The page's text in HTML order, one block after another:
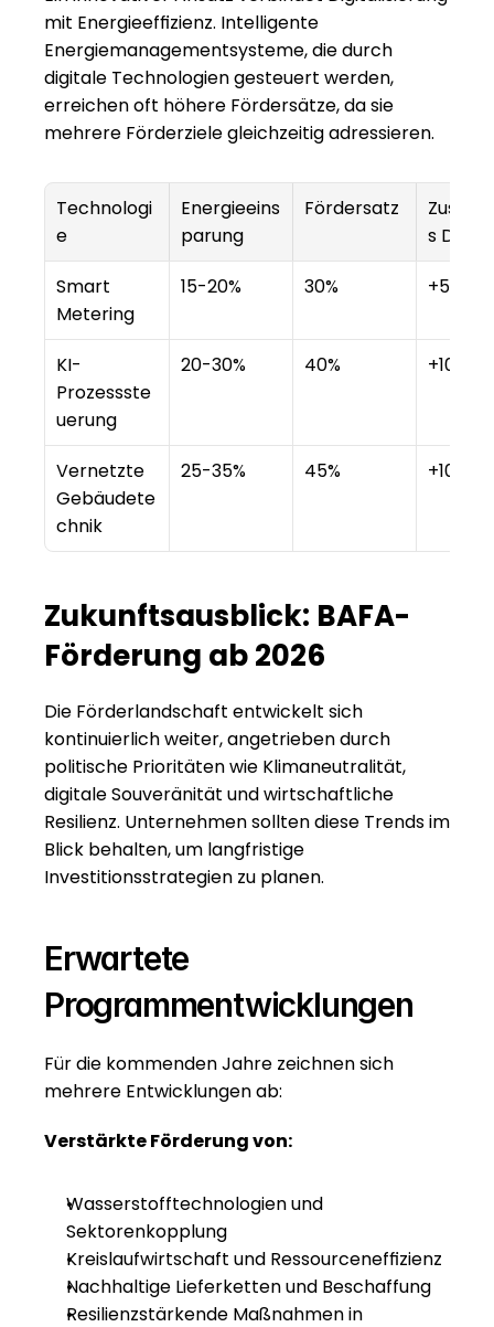
mit Energieeffizienz. Intelligente
Energiemanagementsysteme, die durch
digitale Technologien gesteuert werden,
erreichen oft höhere Fördersätze, da sie
mehrere Förderziele gleichzeitig adressieren.
Technologi
e
Energieeins
parung
Fördersatz
s Digital
Smart
Metering
15-20% 30% +5%
KI-
Prozessste
uerung
20-30% 40% +10%
Vernetzte
Gebäudete
chnik
25-35% 45% +10%
Zukunftsausblick: BAFA-
Förderung ab 2026
Die Förderlandschaft entwickelt sich
kontinuierlich weiter, angetrieben durch
politische Prioritäten wie Klimaneutralität,
digitale Souveränität und wirtschaftliche
Resilienz. Unternehmen sollten diese Trends im
Blick behalten, um langfristige
Investitionsstrategien zu planen.
Erwartete
Programmentwicklungen
Für die kommenden Jahre zeichnen sich
mehrere Entwicklungen ab:
Verstärkte Förderung von:
Wasserstofftechnologien und
Sektorenkopplung
Kreislaufwirtschaft und Ressourceneffizienz
Nachhaltige Lieferketten und Beschaffung
Resilienzstärkende Maßnahmen in